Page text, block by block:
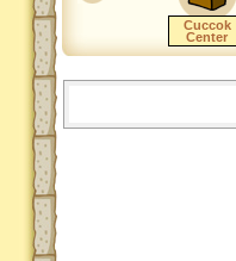
Cuccok
Center